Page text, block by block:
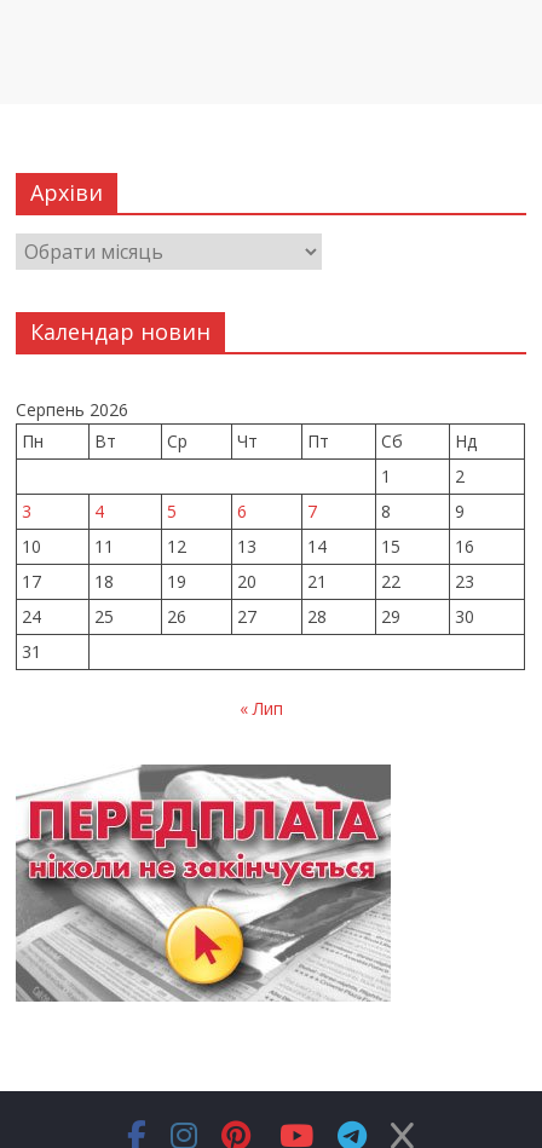
Архіви
Календар новин
Серпень 2026
Пн
Вт Ср Чт Пт Сб
Нд
1
2
3
4 5 6 7 8
9
10
11 12 13 14 15
16
17
18 19 20 21 22
23
24
25 26 27 28 29
30
31
« Лип